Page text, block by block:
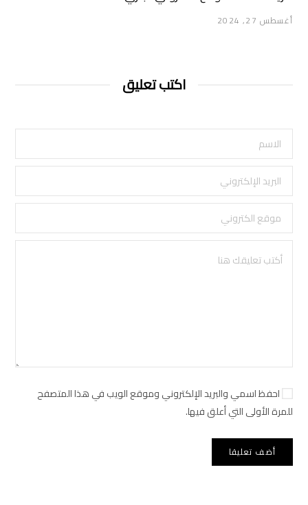
أغسطس 27, 2024
اكتب تعليق
احفظ اسمي والبريد الإلكتروني وموقع الويب في هذا المتصفح
للمرة الأولى التي أعلق فيها.